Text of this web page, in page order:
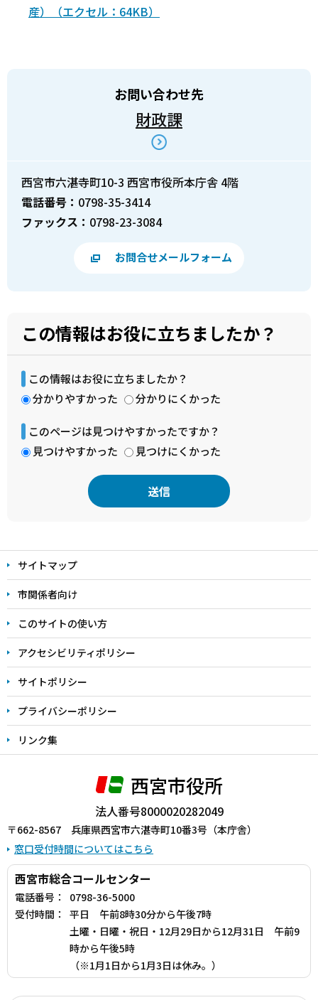
産）（エクセル：64KB）
お問い合わせ先
財政課
西宮市六湛寺町10-3 西宮市役所本庁舎 4階
電話番号： 0798-35-3414
ファックス： 0798-23-3084
お問合せメールフォーム
この情報はお役に立ちましたか？
この情報はお役に立ちましたか？
分かりやすかった
分かりにくかった
このページは見つけやすかったですか？
見つけやすかった
見つけにくかった
文
こ
こ
ま
で
サイトマップ
市関係者向け
このサイトの使い方
アクセシビリティポリシー
サイトポリシー
プライバシーポリシー
リンク集
西宮市役所
法人番号8000020282049
〒662-8567 兵庫県西宮市六湛寺町10番3号（本庁舎）
窓口受付時間についてはこちら
西宮市総合コールセンター
電話番号：
0798-36-5000
受付時間：
平日 午前8時30分から午後7時
土曜・日曜・祝日・12月29日から12月31日 午前9
時から午後5時
（※1月1日から1月3日は休み。）